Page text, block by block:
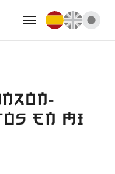
EN MI